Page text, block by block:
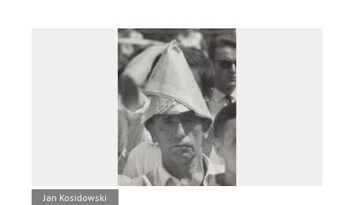
Jan Kosidowski